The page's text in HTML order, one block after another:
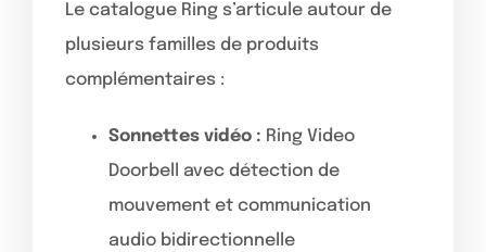
Le catalogue Ring s’articule autour de
plusieurs familles de produits
complémentaires :
Sonnettes vidéo : Ring Video
Doorbell avec détection de
mouvement et communication
audio bidirectionnelle